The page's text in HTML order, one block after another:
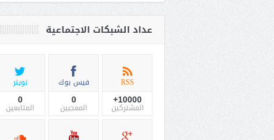
عداد الشبكات الاجتماعية
RSS
10000+
المشتركين
فيس بوك
0
المعجبين
تويتر
0
المتابعين